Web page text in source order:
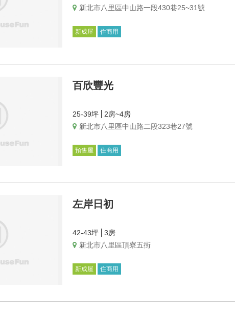
新北市八里區中山路一段430巷25~31號
新成屋 住商用
百欣豐光
25-39坪
2房~4房
新北市八里區中山路二段323巷27號
預售屋 住商用
左岸日初
42-43坪
3房
新北市八里區頂寮五街
新成屋 住商用